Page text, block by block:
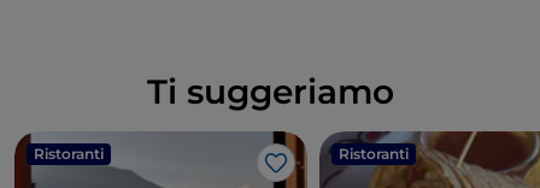
Ti suggeriamo
Ristoranti
Like
Ristoranti